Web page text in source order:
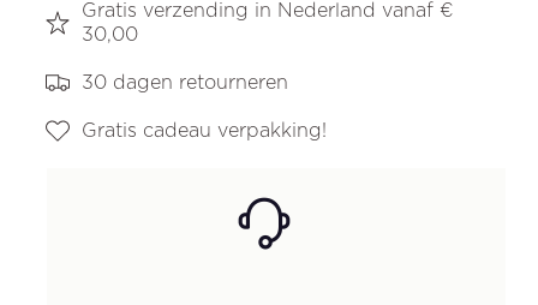
Gratis verzending in Nederland vanaf €
30,00
30 dagen retourneren
Gratis cadeau verpakking!